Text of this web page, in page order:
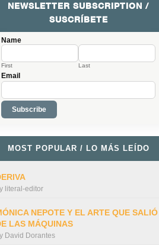
NEWSLETTER SUBSCRIPTION /
SUSCRÍBETE
Name
First Last
Email
MOST POPULAR / LO MÁS LEÍDO
literal-editor
NEPOTE Y EL ARTE QUE SALIÓ
LAS MÁQUINAS
David Dorantes